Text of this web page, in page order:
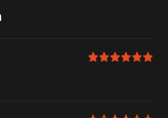
6 av 6 i
6 av 6 i